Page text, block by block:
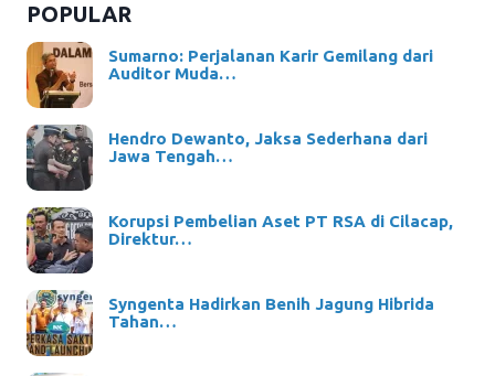
POPULAR
Sumarno: Perjalanan Karir Gemilang dari
Auditor Muda…
Hendro Dewanto, Jaksa Sederhana dari
Jawa Tengah…
Korupsi Pembelian Aset PT RSA di Cilacap,
Direktur…
Syngenta Hadirkan Benih Jagung Hibrida
Tahan…